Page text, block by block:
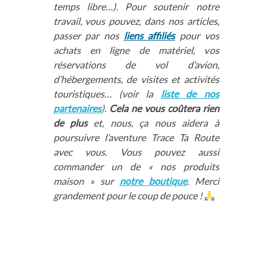
temps libre…). Pour soutenir notre
travail, vous pouvez, dans nos articles,
passer par nos liens affiliéspour vos
achats en ligne de matériel, vos
réservations de vol d’avion,
d’hébergements, de visites et activités
touristiques… (voir la liste de nos
partenaires). Cela ne vous coûtera rien
de pluset, nous, ça nous aidera à
poursuivre l’aventure Trace Ta Route
avec vous. Vous pouvez aussi
commander un de « nos produits
maison » sur notre boutique. Merci
grandement pour le coup de pouce !